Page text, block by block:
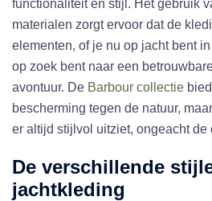
functionaliteit en stijl. Het gebruik
materialen zorgt ervoor dat de
elementen, of je nu op jacht bent
op zoek bent naar een
avontuur. De Barbour collectie
bescherming tegen de natuur,
er altijd stijlvol uitziet, ongeacht de
De verschillende
jachtkleding